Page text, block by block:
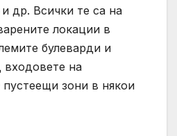
др. Всички те са на
локации в
булеварди и
на
зони в някои